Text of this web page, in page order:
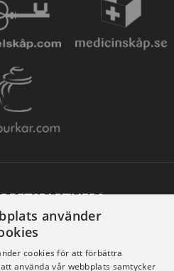
använder
cookies för att förbättra
använda vår webbplats samtycker